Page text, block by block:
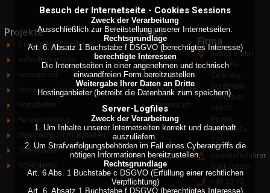
Projekte
STADTprojekt Iserlohn
Haferdrinkanlage
Felsenmeer
Felsenmeer Museum
Portalheber
Ferienwohnung
Showroom „Griffneuheiten“
Showhouse
Rollerdemo
Links
Home
Projekte
Kontakt
Datenschutz
Impressum
Firma
Iumax GmbH
& Co. KG
Germany
Nordrhein-
Westfalen
58675
Hemer
Poststraße
22
Geschäftsführer:
Mark Pützer
+49 23 72 -
Besuch der Internetseite - Cookies Sessions
Zweck der Verarbeitung
Ausschließlich zur Bereitstellung unserer Internetseiten.
Rechtsgrundlage
Art. 6. Absatz 1 Buchstabe f DSGVO (berechtigtes Interesse)
berechtigte Interessen
Die Internetseiten in einer angenehmen und technisch
einwandfreien Form bereitzustellen.
Weitergabe Ihrer Daten an Dritte
Hostinganbieter (betreibt die Datenbank zum speichern).
Server-Logfiles
Zweck der Verarbeitung
1. Um Inhalte unserer Internetseiten korrekt und dauerhaft
auszuliefern.
2. Um Strafverfolgungsbehörden im Fall eines Cyberangriffs die
nötigen Informationen bereitzustellen.
Rechtsgrundlage
Art. 6 Abs. 1 Buchstabe c DSGVO (Erfüllung einer rechtlichen
Verpflichtung)
Art. 6. Absatz 1 Buchstabe f DSGVO (berechtigtes Interesse)